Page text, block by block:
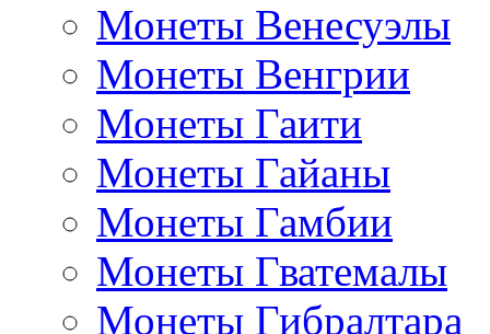
Монеты Венесуэлы
Монеты Венгрии
Монеты Гаити
Монеты Гайаны
Монеты Гамбии
Монеты Гватемалы
Монеты Гибралтара